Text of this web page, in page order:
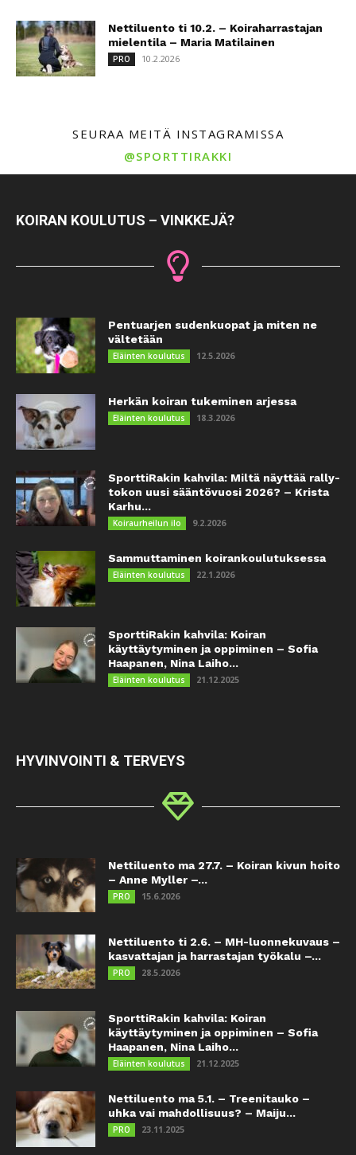
Nettiluento ti 10.2. – Koiraharrastajan
mielentila – Maria Matilainen
PRO 10.2.2026
SEURAA MEITÄ INSTAGRAMISSA
@SPORTTIRAKKI
KOIRAN KOULUTUS – VINKKEJÄ?
Pentuarjen sudenkuopat ja miten ne
vältetään
Eläinten koulutus 12.5.2026
Herkän koiran tukeminen arjessa
Eläinten koulutus 18.3.2026
SporttiRakin kahvila: Miltä näyttää rally-
tokon uusi sääntövuosi 2026? – Krista
Karhu...
Koiraurheilun ilo 9.2.2026
Sammuttaminen koirankoulutuksessa
Eläinten koulutus 22.1.2026
SporttiRakin kahvila: Koiran
käyttäytyminen ja oppiminen – Sofia
Haapanen, Nina Laiho...
Eläinten koulutus 21.12.2025
HYVINVOINTI & TERVEYS
Nettiluento ma 27.7. – Koiran kivun hoito
– Anne Myller –...
PRO 15.6.2026
Nettiluento ti 2.6. – MH-luonnekuvaus –
kasvattajan ja harrastajan työkalu –...
PRO 28.5.2026
SporttiRakin kahvila: Koiran
käyttäytyminen ja oppiminen – Sofia
Haapanen, Nina Laiho...
Eläinten koulutus 21.12.2025
Nettiluento ma 5.1. – Treenitauko –
uhka vai mahdollisuus? – Maiju...
PRO 23.11.2025